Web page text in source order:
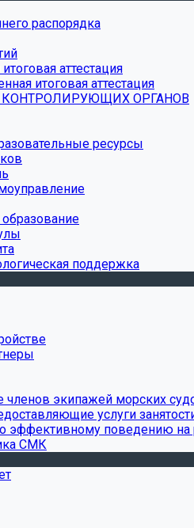
распорядка
аттестация
итоговая аттестация
КОНТРОЛИРУЮЩИХ ОРГАНОВ
ресурсы
поддержка
экипажей морских
услуги
эффективному поведению на
СМК